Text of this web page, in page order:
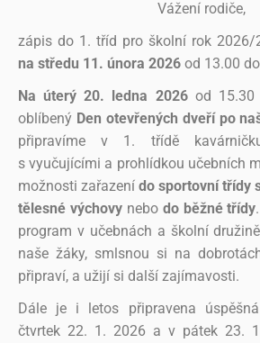
Vážení rodiče,
zápis do 1. tříd pro školní rok 2026/
na středu 11. února 2026 od 13.00
Na úterý 20. ledna 2026od 15.30
oblíbený Den otevřených dveří po
připravíme v 1. třídě
s vyučujícími a prohlídkou učebních
možnosti zařazení do sportovní třídy
tělesné výchovynebo do běžné třídy
program v učebnách a školní
naše žáky, smlsnou si na
připraví, a užijí si další zajímavosti.
Dále je i letos připravena
čtvrtek 22. 1. 2026 a v pátek 23.